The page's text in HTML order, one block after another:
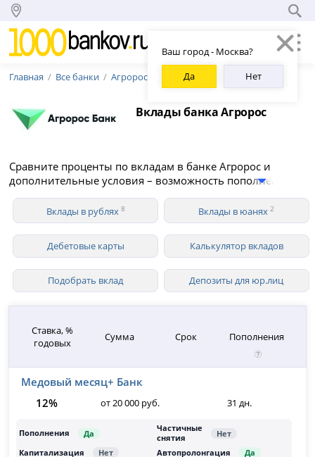
Ваш город - Москва?
Да
Нет
Главная Все банки Агророс
Вклады банка Агророс
Сравните проценты по вкладам в банке Агророс и
дополнительные условия – возможность пополнения и
снятия средств, капитализация, вклады для
пенсионеров. В 2026 году Агророс предлагает 8 вкладов
для физических лиц в рублях со ставкой до 12.00%
годовых.
Вклады в рублях 8 Вклады в юанях2
Дебетовые карты Калькулятор вкладов
Подобрать вклад Депозиты для юр.лиц
Ставка, %
годовых
Сумма Срок Пополнения
Медовый месяц+ Банк
12%
от 20 000 руб. 31 дн.